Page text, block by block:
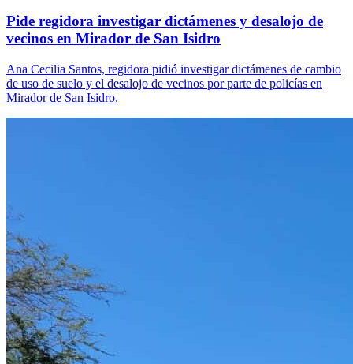
Pide regidora investigar dictámenes y desalojo de
vecinos en Mirador de San Isidro
Ana Cecilia Santos, regidora pidió investigar dictámenes de cambio
de uso de suelo y el desalojo de vecinos por parte de policías en
Mirador de San Isidro.